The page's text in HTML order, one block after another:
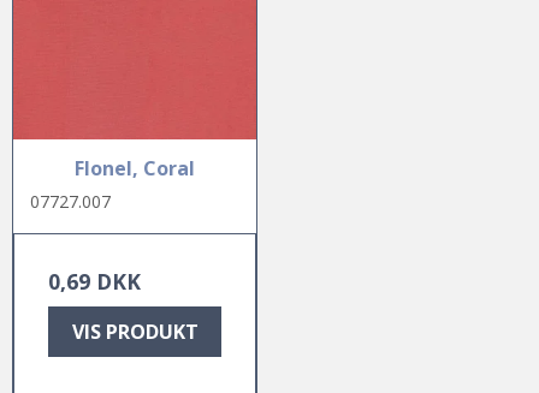
Flonel, Coral
07727.007
0,69 DKK
VIS PRODUKT